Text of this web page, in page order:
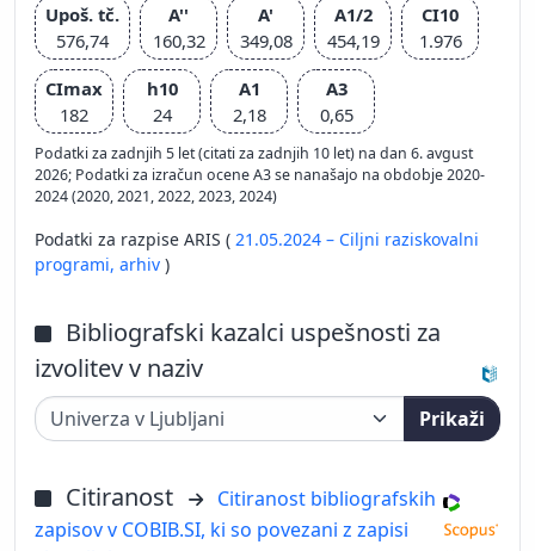
Upoš. tč.
576,74
A''
160,32
A'
349,08
A1/2
454,19
CI10
1.976
CImax
182
h10
24
A1
2,18
A3
0,65
Podatki za zadnjih 5 let (citati za zadnjih 10 let) na dan 6. avgust
2026; Podatki za izračun ocene A3 se nanašajo na obdobje 2020-
2024 (2020, 2021, 2022, 2023, 2024)
Podatki za razpise ARIS ( 21.05.2024 – Ciljni raziskovalni
programi, arhiv )
Bibliografski kazalci uspešnosti za
izvolitev v naziv
Prikaži
Citiranost
Citiranost bibliografskih
zapisov v COBIB.SI, ki so povezani z zapisi